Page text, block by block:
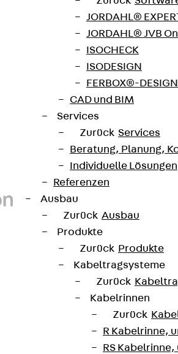
JORDAHL®
JORDAHL® JVB
ISOCHECK
ISODESIGN
FERBOX®-
CAD und BIM
Services
Zurück Services
Beratung, Planung,
Individuelle Lösungen
Referenzen
Ausbau
Zurück Ausbau
Produkte
Zurück Produkte
Kabeltragsysteme
Zurück
Kabelrinnen
Zurück
R Kabelrinne,
RS